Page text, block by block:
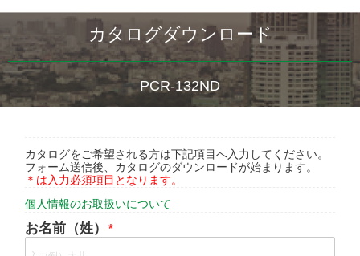
カタログダウンロード
PCR-132ND
カタログをご希望される方は下記項目へ入力してください。
フォーム送信後、カタログのダウンロードが始まります。
＊は入力必須項目となります。
個人情報のお取扱いについて
お名前（姓）